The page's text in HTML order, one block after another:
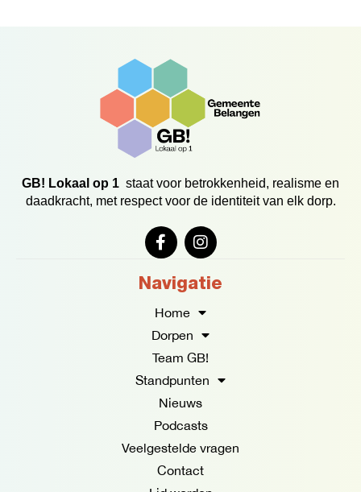
GB! Lokaal op 1 staat voor betrokkenheid, realisme en
daadkracht, met respect voor de identiteit van elk dorp.
F
a
e
o
o
k
-
f
I
n
t
g
r
m
Navigatie
Home
Dorpen
Team GB!
Standpunten
Nieuws
Podcasts
Veelgestelde vragen
Contact